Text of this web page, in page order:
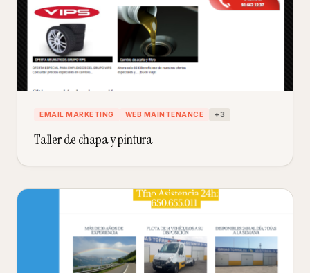
EMAIL MARKETING WEB MAINTENANCE +3
Taller de chapa y pintura